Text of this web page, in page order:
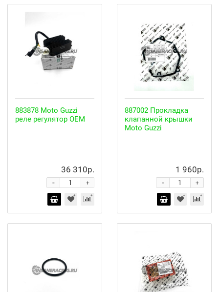
883878 Moto Guzzi
реле регулятор OEM
36 310р.
+
-
887002 Прокладка
клапанной крышки
Moto Guzzi
1 960р.
+
-